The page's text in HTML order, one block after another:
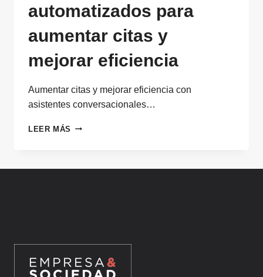
automatizados para
aumentar citas y
mejorar eficiencia
Aumentar citas y mejorar eficiencia con
asistentes conversacionales…
LEER MÁS ASISTENTES